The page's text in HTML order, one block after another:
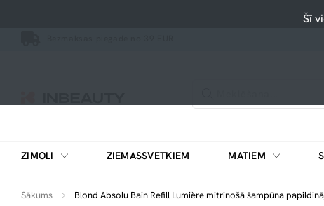
ZĪMOLI ZIEMASSVĒTKIEM MATIEM
Sākums Blond Absolu Bain Refill Lumière mitrinošā šampūna
Šī